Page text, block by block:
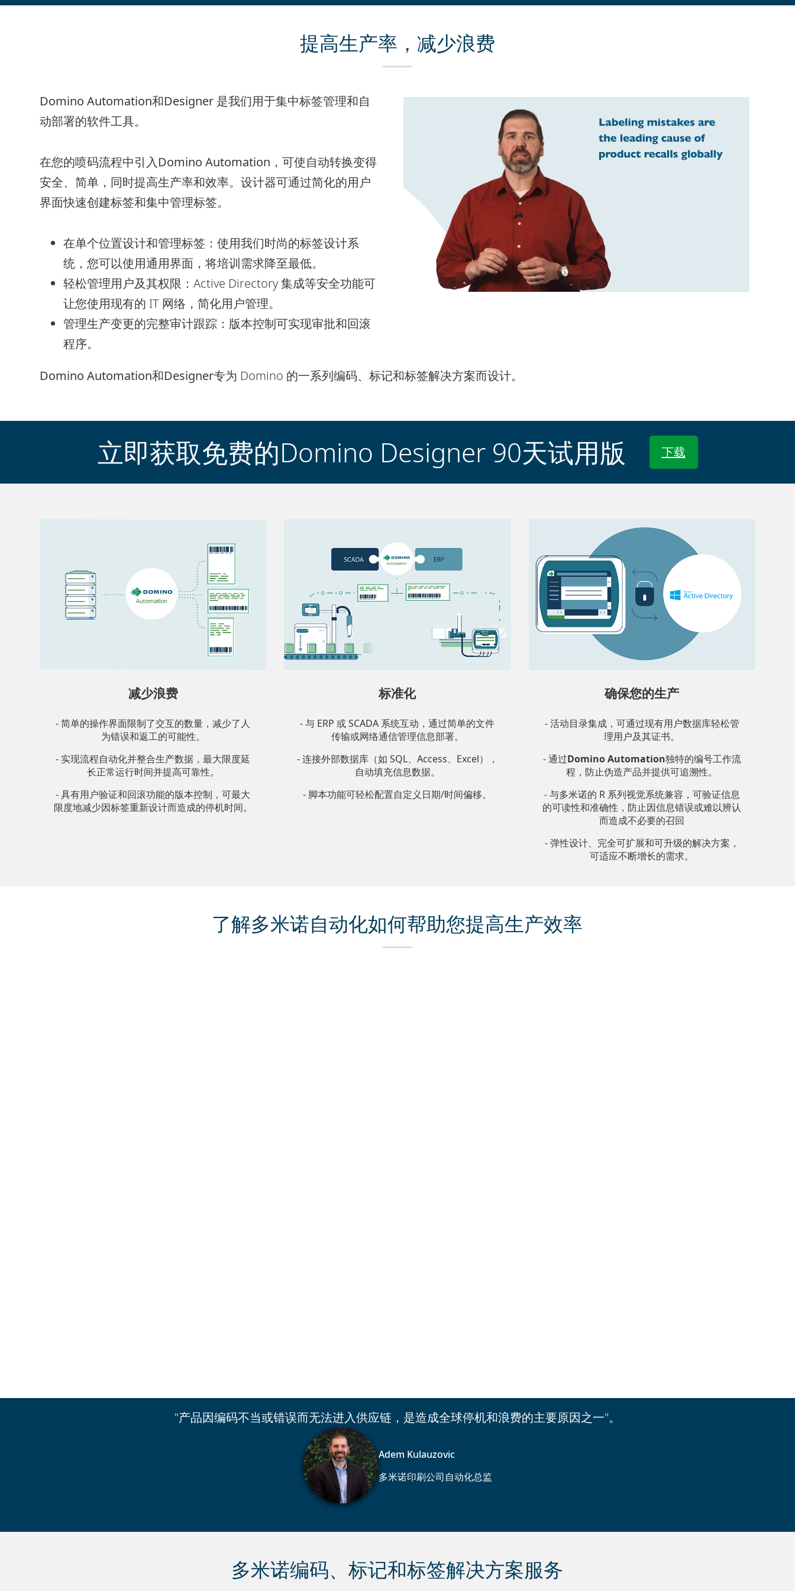
提高生产率，减少浪费
Domino Automation和Designer 是我们用于集中标签管理和自
动部署的软件工具。
在您的喷码流程中引入Domino Automation ，可使自动转换变得
安全、简单，同时提高生产率和效率。设计器可通过简化的用户
界面快速创建标签和集中管理标签。
在单个位置设计和管理标签：使用我们时尚的标签设计系
统，您可以使用通用界面，将培训需求降至最低。
轻松管理用户及其权限：Active Directory 集成等安全功能可
让您使用现有的 IT 网络，简化用户管理。
管理生产变更的完整审计跟踪：版本控制可实现审批和回滚
程序。
Domino Automation和Designer专为 Domino 的一系列编码、标记和标签解决方案而设计。
立即获取免费的Domino Designer 90天试用版 下载
减少浪费
- 简单的操作界面限制了交互的数量，减少了人
为错误和返工的可能性。
- 实现流程自动化并整合生产数据，最大限度延
长正常运行时间并提高可靠性。
- 具有用户验证和回滚功能的版本控制，可最大
限度地减少因标签重新设计而造成的停机时间。
标准化
- 与 ERP 或 SCADA 系统互动，通过简单的文件
传输或网络通信管理信息部署。
- 连接外部数据库（如 SQL、Access、Excel），
自动填充信息数据。
- 脚本功能可轻松配置自定义日期/时间偏移。
确保您的生产
- 活动目录集成，可通过现有用户数据库轻松管
理用户及其证书。
- 通过Domino Automation独特的编号工作流
程，防止伪造产品并提供可追溯性。
- 与多米诺的 R 系列视觉系统兼容，可验证信息
的可读性和准确性，防止因信息错误或难以辨认
而造成不必要的召回
- 弹性设计、完全可扩展和可升级的解决方案，
可适应不断增长的需求。
了解多米诺自动化如何帮助您提高生产效率
"产品因编码不当或错误而无法进入供应链，是造成全球停机和浪费的主要原因之一"。
Adem Kulauzovic
多米诺印刷公司自动化总监
多米诺编码、标记和标签解决方案服务